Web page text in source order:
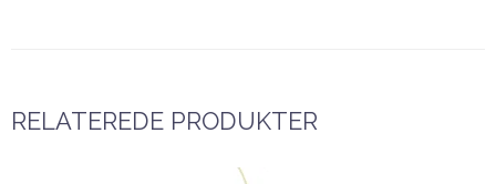
RELATEREDE PRODUKTER